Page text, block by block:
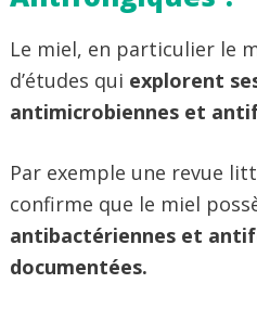
Le miel, en particulier le
d’études qui explorent
antimicrobiennes et
Par exemple une revue
confirme que le miel
antibactériennes et
documentées.